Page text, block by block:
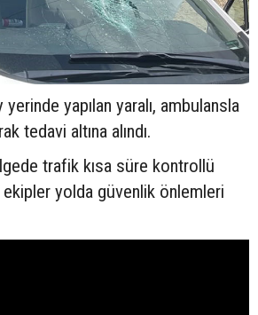
yapılan yaralı, ambulansla
tedavi altına alındı.
trafik kısa süre kontrollü
ekipler yolda güvenlik önlemleri